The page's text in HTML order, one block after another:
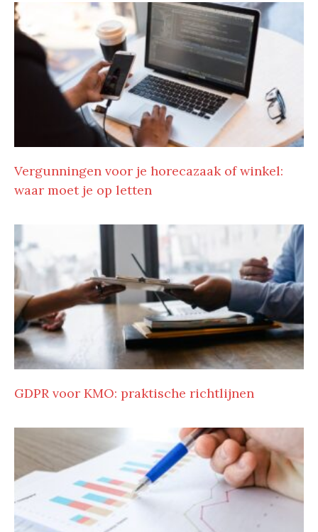
Vergunningen voor je horecazaak of winkel:
waar moet je op letten
GDPR voor KMO: praktische richtlijnen